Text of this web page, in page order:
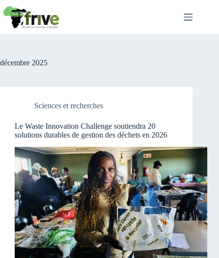
au
contenu
décembre 2025
Sciences et recherches
Le Waste Innovation Challenge soutiendra 20
solutions durables de gestion des déchets en 2026